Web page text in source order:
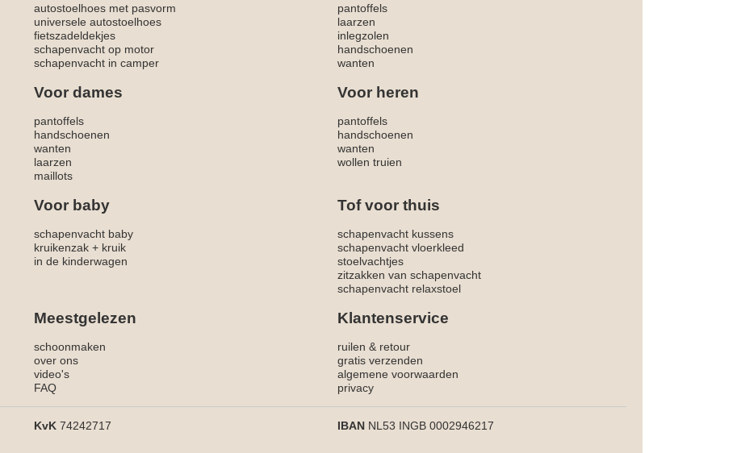
autostoelhoes met pasvorm
pantoffels
universele autostoelhoes
laarzen
fietszadeldekjes
inlegzolen
schapenvacht op motor
handschoenen
schapenvacht in camper wanten
Voor dames Voor heren
pantoffels
pantoffels
handschoenen
handschoenen
wanten
wanten
laarzen
wollen truien
maillots
Voor baby Tof voor thuis
schapenvacht baby
schapenvacht kussens
kruikenzak + kruik
schapenvacht vloerkleed
in de kinderwagen
stoelvachtjes
zitzakken van schapenvacht
schapenvacht relaxstoel
Meestgelezen Klantenservice
schoonmaken
ruilen & retour
over ons
gratis verzenden
video's
algemene voorwaarden
FAQ privacy
KvK 74242717 IBAN NL53 INGB 0002946217